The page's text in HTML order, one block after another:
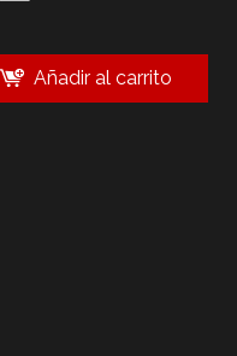
Añadir al carrito